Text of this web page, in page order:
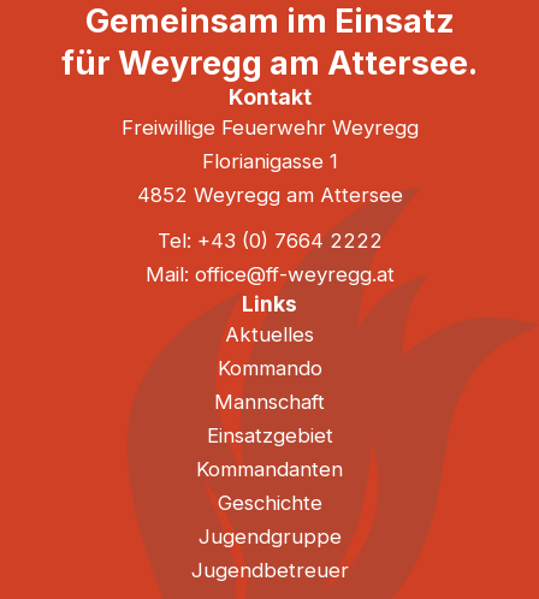
Gemeinsam im Einsatz
für Weyregg am Attersee.
Kontakt
Freiwillige Feuerwehr Weyregg
Florianigasse 1
4852 Weyregg am Attersee
Tel: +43 (0) 7664 2222
Mail: office@ff-weyregg.at
Links
Aktuelles
Kommando
Mannschaft
Einsatzgebiet
Kommandanten
Geschichte
Jugendgruppe
Jugendbetreuer